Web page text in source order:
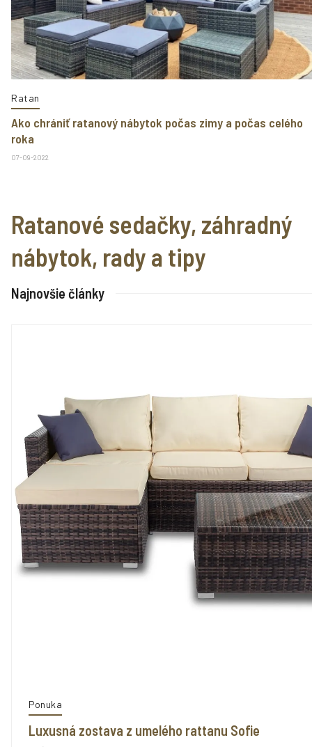
Ratan
Ako chrániť ratanový nábytok počas zimy a počas celého
roka
07-09-2022
Ratanové sedačky, záhradný
nábytok, rady a tipy
Najnovšie články
Ponuka
Luxusná zostava z umelého rattanu Sofie